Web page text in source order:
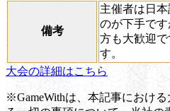
備考
主催者は日
のが下手で
方も大歓迎
す。
大会の詳細はこちら
※GameWithは、本記事におけ